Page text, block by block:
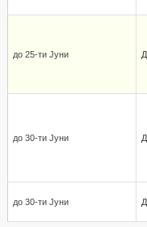
до 25-ти Јуни
до 30-ти Јуни
до 30-ти Јуни